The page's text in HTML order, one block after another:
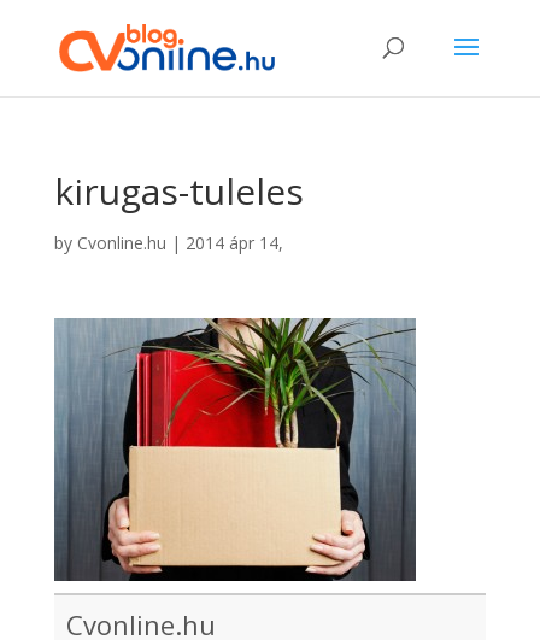
kirugas-tuleles
by Cvonline.hu | 2014 ápr 14,
Cvonline.hu